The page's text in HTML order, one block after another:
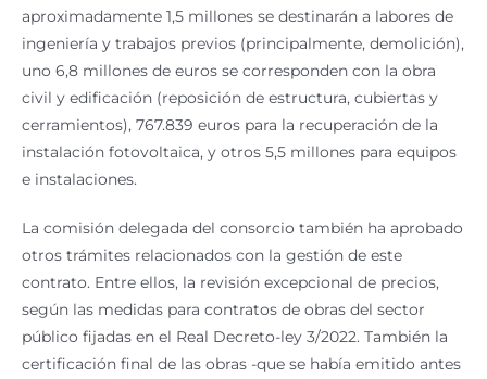
aproximadamente 1,5 millones se destinarán a labores de
ingeniería y trabajos previos (principalmente, demolición),
uno 6,8 millones de euros se corresponden con la obra
civil y edificación (reposición de estructura, cubiertas y
cerramientos), 767.839 euros para la recuperación de la
instalación fotovoltaica, y otros 5,5 millones para equipos
e instalaciones.
La comisión delegada del consorcio también ha aprobado
otros trámites relacionados con la gestión de este
contrato. Entre ellos, la revisión excepcional de precios,
según las medidas para contratos de obras del sector
público fijadas en el Real Decreto-ley 3/2022. También la
certificación final de las obras -que se había emitido antes